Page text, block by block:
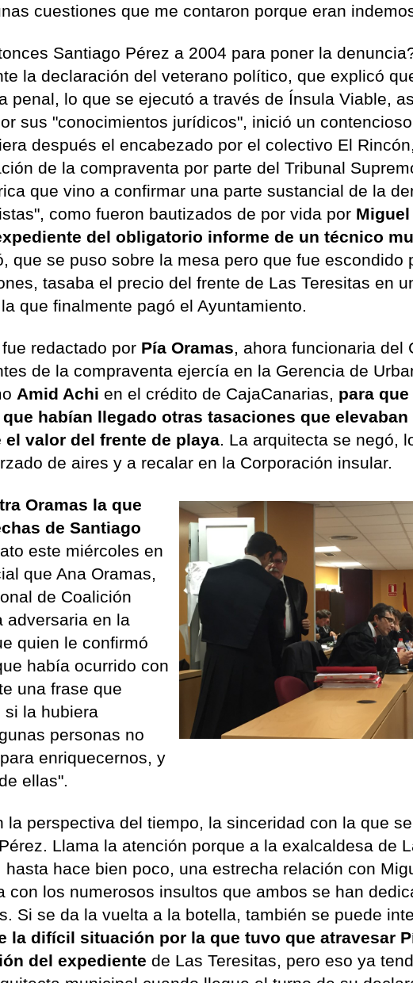
cuestiones que me contaron porque eran
Santiago Pérez a 2004 para poner la
la declaración del veterano político, que explicó
penal, lo que se ejecutó a través de Ínsula Viable,
sus "conocimientos jurídicos", inició un
después el encabezado por el colectivo El
de la compraventa por parte del Tribunal
que vino a confirmar una parte sustancial de la
como fueron bautizados de por vida por
del obligatorio informe de un técnico
que se puso sobre la mesa pero que fue escondido
tasaba el precio del frente de Las Teresitas en
que finalmente pagó el Ayuntamiento.
redactado por Pía Oramas, ahora funcionaria del
de la compraventa ejercía en la Gerencia de
Amid Achi en el crédito de CajaCanarias, para
habían llegado otras tasaciones que elevaban
valor del frente de playa. La arquitecta se negó,
de aires y a recalar en la Corporación insular.
Oramas la que
de Santiago
este miércoles en
que Ana Oramas,
de Coalición
adversaria en la
quien le confirmó
había ocurrido con
una frase que
si la hubiera
personas no
enriquecernos, y
ellas".
la perspectiva del tiempo, la sinceridad con la que
Llama la atención porque a la exalcaldesa de
hace bien poco, una estrecha relación con
con los numerosos insultos que ambos se han
Si se da la vuelta a la botella, también se puede
la difícil situación por la que tuvo que atravesar
del expedientede Las Teresitas, pero eso ya